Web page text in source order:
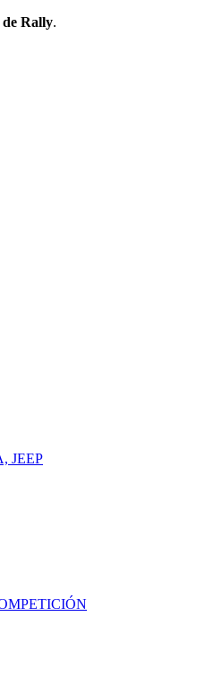
de Rally.
JEEP